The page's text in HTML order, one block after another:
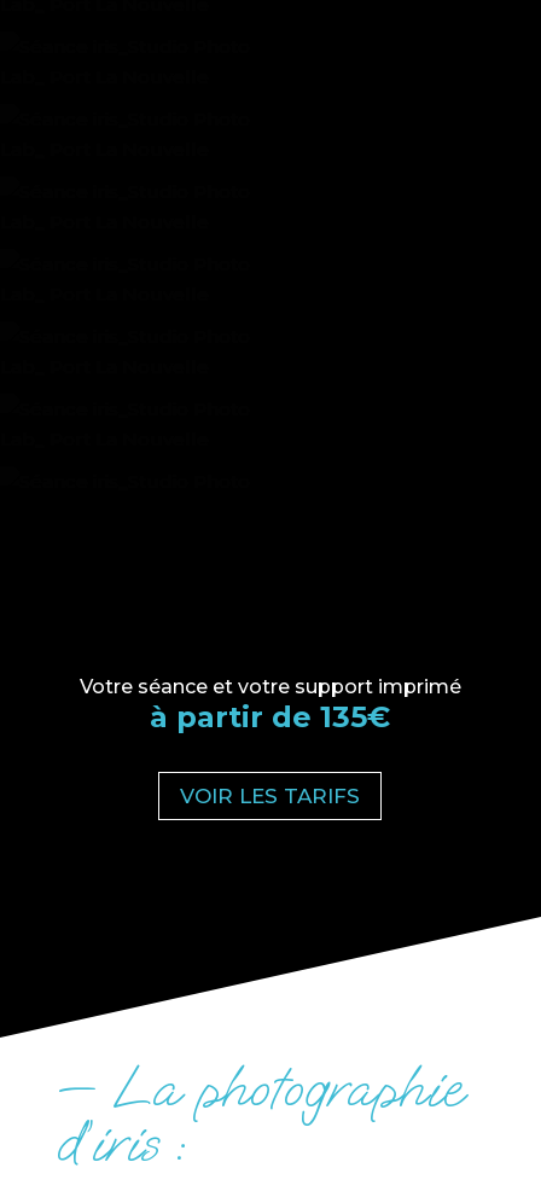
Votre séance et votre support imprimé
à partir de 135€
VOIR LES TARIFS
— La photographie
d’iris :